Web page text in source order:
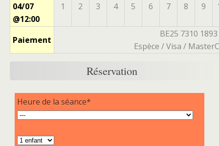
04/07
@12:00
1 2 3 4 5 6 7 8 9
Paiement
BE25 7310
Espèce / Visa /
Réservation
Heure de la séance*